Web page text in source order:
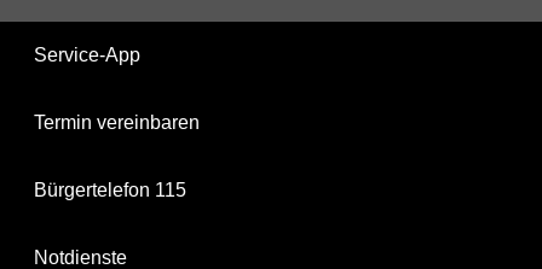
Service-App
Termin vereinbaren
Bürgertelefon 115
Notdienste